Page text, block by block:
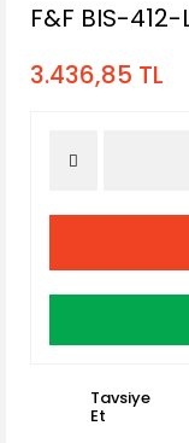
F&F BIS-
3.436,85 TL
Tavsiye
Et